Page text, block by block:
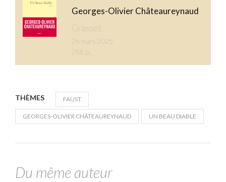
Georges-Olivier Châteaureynaud
Grasset
26 mars 2025
288 p.
THÈMES FAUST
GEORGES-OLIVIER CHÂTEAUREYNAUD UN BEAU DIABLE
Du même auteur